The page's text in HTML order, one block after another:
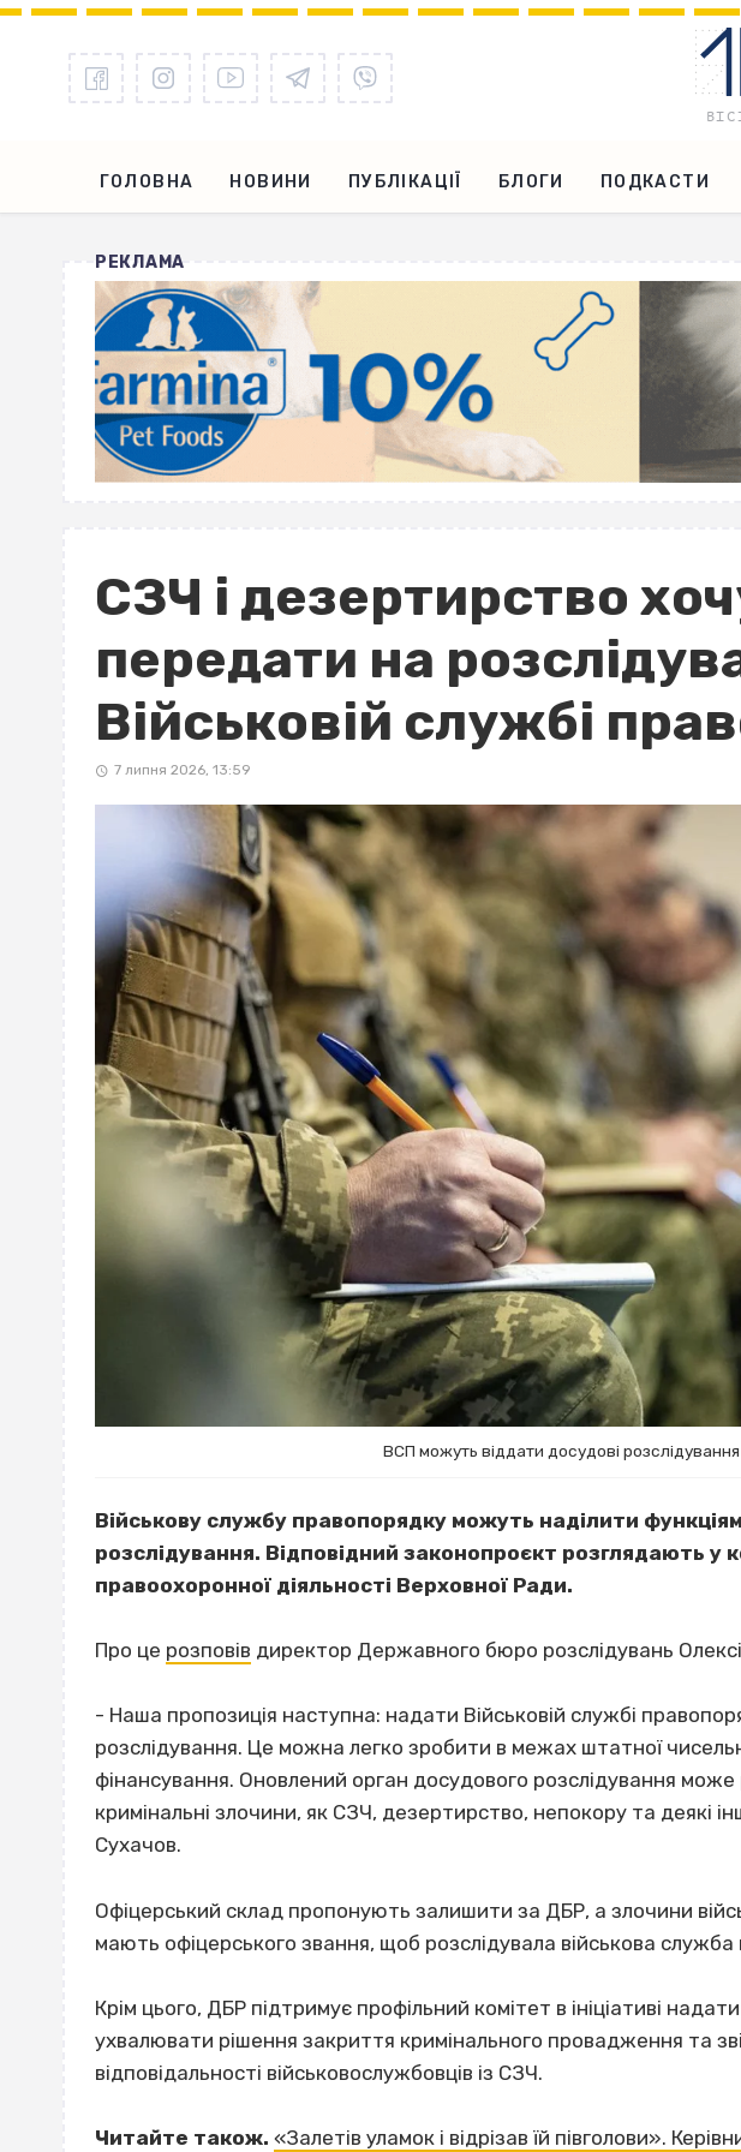
ГОЛОВНА НОВИНИ ПУБЛІКАЦІЇ БЛОГИ ПОДКАСТИ
РЕКЛАМА
СЗЧ і дезертирство
передати на
Військовій службі
7 липня 2026, 13:59
ВСП можуть віддати досудові розслідування
Військову службу правопорядку можуть наділити
розслідування. Відповідний законопроєкт розглядають у
правоохоронної діяльності Верховної Ради.
Про це розповів директор Державного бюро розслідувань
- Наша пропозиція наступна: надати Військовій службі
розслідування. Це можна легко зробити в межах штатної
фінансування. Оновлений орган досудового розслідування може
кримінальні злочини, як СЗЧ, дезертирство, непокору та деякі
Сухачов.
Офіцерський склад пропонують залишити за ДБР, а злочини
мають офіцерського звання, щоб розслідувала військова
Крім цього, ДБР підтримує профільний комітет в ініціативі
ухвалювати рішення закриття кримінального провадження та
відповідальності військовослужбовців із СЗЧ.
Читайте також. «Залетів уламок і відрізав їй півголови».